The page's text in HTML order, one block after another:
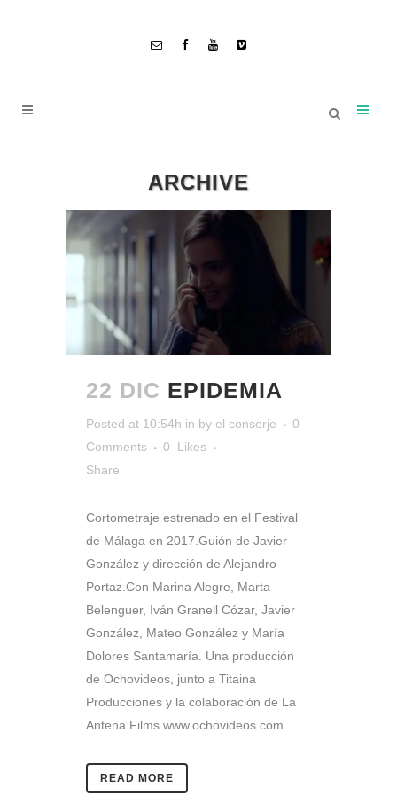
ARCHIVE
22 DIC EPIDEMIA
Posted at 10:54h in by el conserje
0
Comments
0
Likes
Share
Cortometraje estrenado en el Festival
de Málaga en 2017.Guión de Javier
González y dirección de Alejandro
Portaz.Con Marina Alegre, Marta
Belenguer, Iván Granell Cózar, Javier
González, Mateo González y María
Dolores Santamaría. Una producción
de Ochovideos, junto a Titaina
Producciones y la colaboración de La
Antena Films.www.ochovideos.com...
READ MORE